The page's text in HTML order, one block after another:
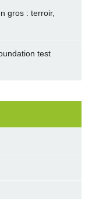
gros : terroir,
test